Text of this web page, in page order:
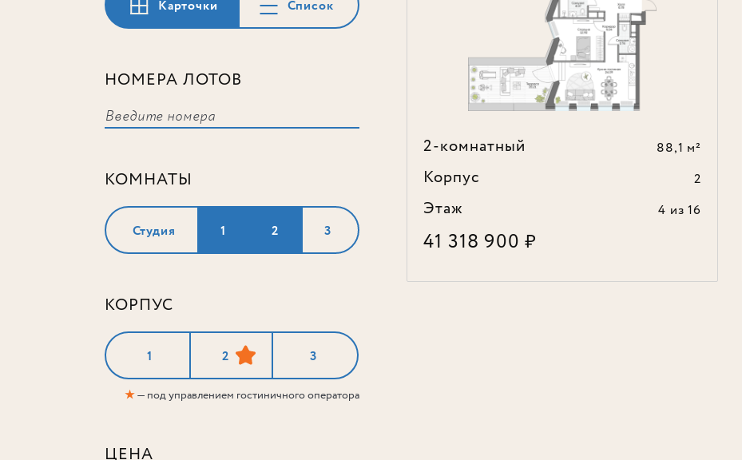
Карточки Список
НОМЕРА ЛОТОВ
КОМНАТЫ
Студия 1 2 3
КОРПУС
1 2 3
★— под управлением гостиничного оператора
ЦЕНА
2-комнатный 88,1 м²
Корпус 2
Этаж 4 из 16
41 318 900₽